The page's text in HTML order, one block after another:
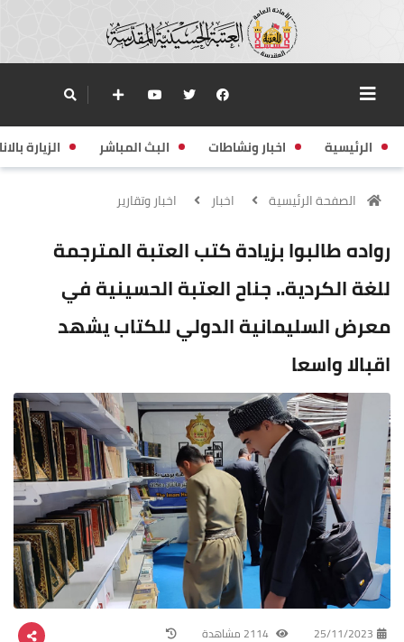
الرئيسية اخبار ونشاطات البث المباشر الزيارة
الصفحة الرئيسية اخبار اخبار وتقارير
رواده طالبوا بزيادة كتب العتبة المترجمة
للغة الكردية.. جناح العتبة الحسينية في
معرض السليمانية الدولي للكتاب يشهد
اقبالا واسعا
25/11/2023